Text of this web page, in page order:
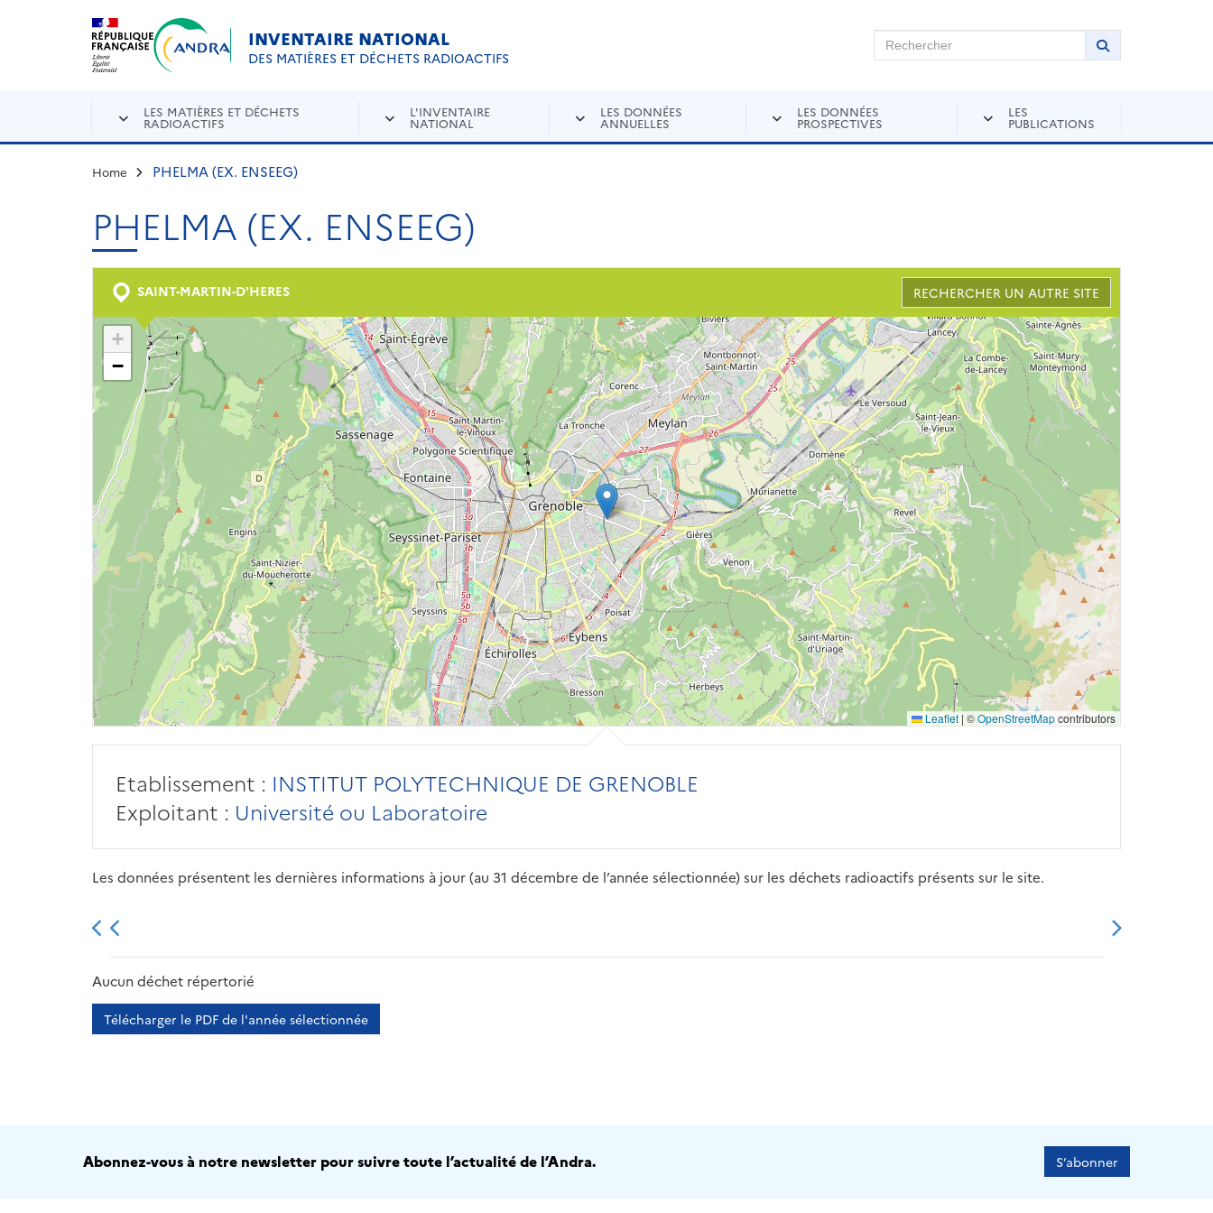
Aller au contenu principal
INVENTAIRE NATIONAL
DES MATIÈRES ET DÉCHETS RADIOACTIFS
Rechercher sur Andra Inventaire Rechercher
Lancer la
LES MATIÈRES ET DÉCHETS
RADIOACTIFS
L'INVENTAIRE
NATIONAL
LES DONNÉES
ANNUELLES
LES DONNÉES
PROSPECTIVES
LES
PUBLICATIONS
Home PHELMA (EX. ENSEEG)
PHELMA (EX. ENSEEG)
SAINT-MARTIN-D'HERES RECHERCHER UN AUTRE SITE
+
−
Leaflet | ©OpenStreetMapcontributors
Etablissement : INSTITUT POLYTECHNIQUE DE GRENOBLE
Exploitant : Université ou Laboratoire
Les données présentent les dernières informations à jour (au 31 décembre de l’année sélectionnée) sur les déchets radioactifs présents sur le site.
2013 2014
Aucun déchet répertorié
Télécharger le PDF de l'année sélectionnée
Abonnez-vous à notre newsletter pour suivre toute l’actualité de l’Andra. S’abonner